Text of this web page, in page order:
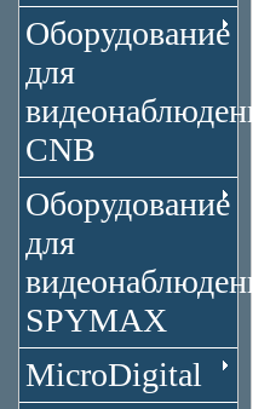
Оборудование
для
видеонаблюдения
CNB
Оборудование
для
видеонаблюдения
SPYMAX
MicroDigital